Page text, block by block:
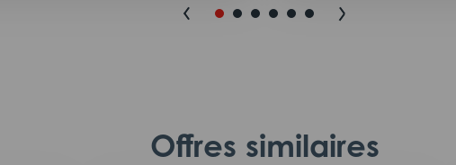
Offres similaires